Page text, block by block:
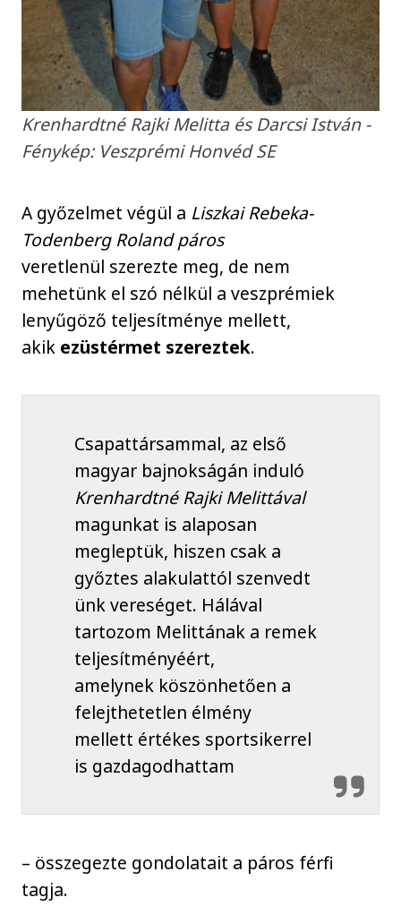
Krenhardtné Rajki Melitta és Darcsi István -
Fénykép: Veszprémi Honvéd SE
A győzelmet végül a Liszkai Rebeka-
Todenberg Roland páros
veretlenül szerezte meg, de nem
mehetünk el szó nélkül a veszprémiek
lenyűgöző teljesítménye mellett,
akik ezüstérmet szereztek.
Csapattársammal, az első
magyar bajnokságán induló
Krenhardtné Rajki Melittával
magunkat is alaposan
megleptük, hiszen csak a
győztes alakulattól szenvedt
ünk vereséget. Hálával
tartozom Melittának a remek
teljesítményéért,
amelynek köszönhetően a
felejthetetlen élmény
mellett értékes sportsikerrel
is gazdagodhattam
– összegezte gondolatait a páros férfi
tagja.